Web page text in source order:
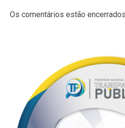
Os comentários estão